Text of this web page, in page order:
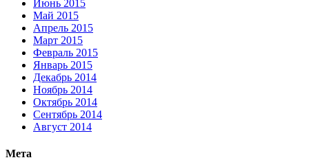
Июнь 2015
Май 2015
Апрель 2015
Март 2015
Февраль 2015
Январь 2015
Декабрь 2014
Ноябрь 2014
Октябрь 2014
Сентябрь 2014
Август 2014
Мета